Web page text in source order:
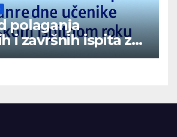
polaganja
i završnih ispita za
učenike u junskom